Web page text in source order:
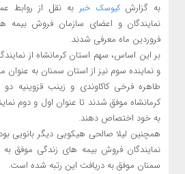
به گزارشکیوسک خبر به نقل از روابط
نمایندگان و اعضای سازمان فروش بیمه
فروردین ماه معرفی شدند.
بر این اساس، سهم استان کرمانشاه از
و نماینده سوم نیز از استان سمنان به
طاهره فرخی کاکاوندی و زینب قزوینیه دو
کرمانشاه موفق شدند تا عنوان اول و دوم
به خود اختصاص دهند.
همچنین لیلا صالحی هیکویی دیگر بانویی
نمایندگان فروش بیمه های زندگی موفق به
سمنان موفق به دریافت این رتبه شده است.